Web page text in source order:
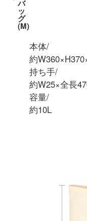
バ
ッ
グ
(M)
コットンバッグ
サイズと内容量
本体/
約
持ち手/
約W25×全長
容量/
約10L